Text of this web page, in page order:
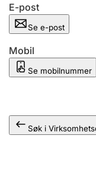
E-post
Se e-post
Mobil
Se mobilnummer
Søk i